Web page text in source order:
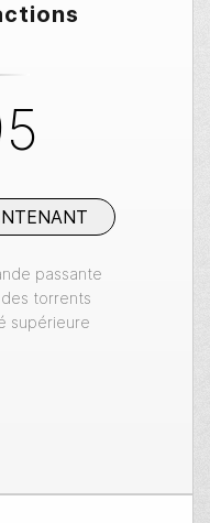
passante
torrents
supérieure